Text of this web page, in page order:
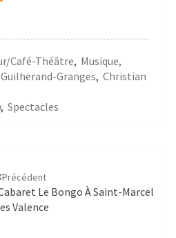
Café-Théâtre, Musique,
Guilherand-Granges, Christian
, Spectacles
Précédent
Le Bongo À Saint-Marcel
Valence